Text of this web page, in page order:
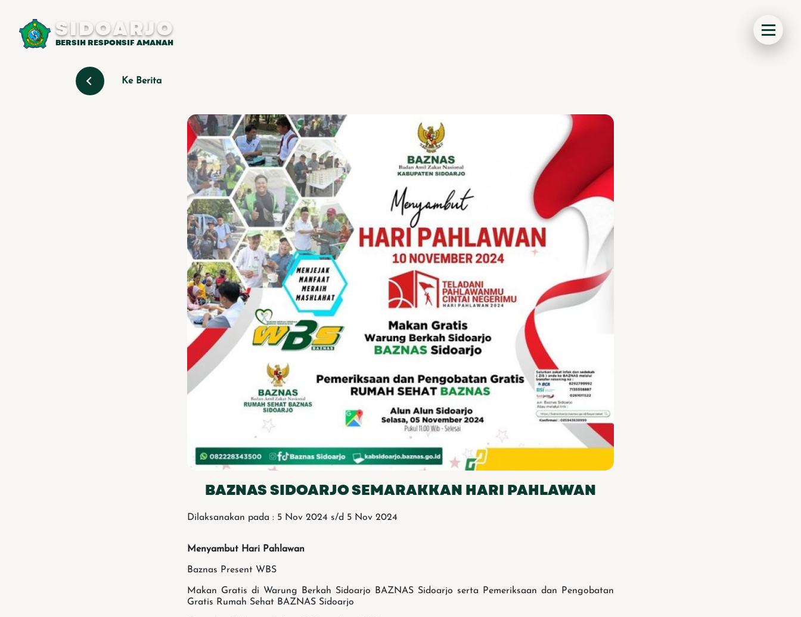
SIDOARJO
BERSIH RESPONSIF AMANAH
Ke Berita
BAZNAS SIDOARJO SEMARAKKAN HARI PAHLAWAN
Dilaksanakan pada : 5 Nov 2024 s/d 5 Nov 2024
Menyambut Hari Pahlawan
Baznas Present WBS
Makan Gratis di Warung Berkah Sidoarjo BAZNAS Sidoarjo serta Pemeriksaan dan Pengobatan
Gratis Rumah Sehat BAZNAS Sidoarjo